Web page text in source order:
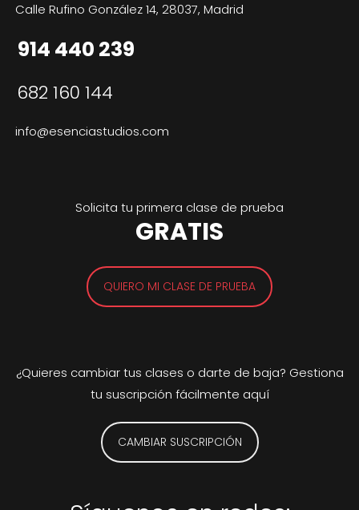
Calle Rufino González 14, 28037, Madrid
914 440 239
682 160 144
info@esenciastudios.com
Solicita tu primera clase de prueba
GRATIS
QUIERO MI CLASE DE PRUEBA
¿Quieres cambiar tus clases o darte de baja? Gestiona
tu suscripción fácilmente aquí
CAMBIAR SUSCRIPCIÓN